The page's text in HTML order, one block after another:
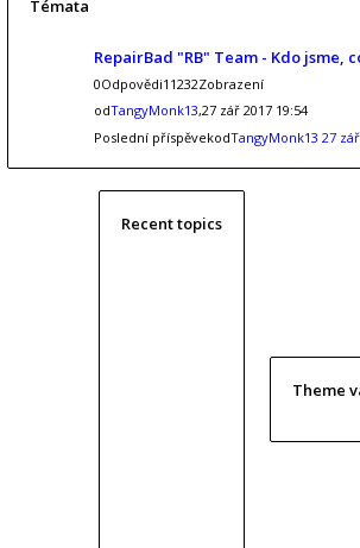
Témata
RepairBad "RB" Team - Kdo jsme,
0Odpovědi11232Zobrazení
odTangyMonk13,27 zář 2017 19:54
Poslední příspěvekodTangyMonk13 27
Recent topics
Theme